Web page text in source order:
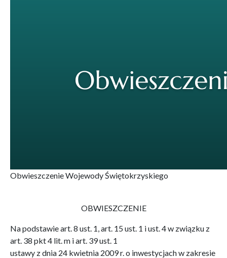
Obwieszczenie Wojewody Świętokrzyskiego
OBWIESZCZENIE
Na podstawie art. 8 ust. 1, art. 15 ust. 1 i ust. 4 w związku z
art. 38 pkt 4 lit. m i art. 39 ust. 1
ustawy z dnia 24 kwietnia 2009 r. o inwestycjach w zakresie